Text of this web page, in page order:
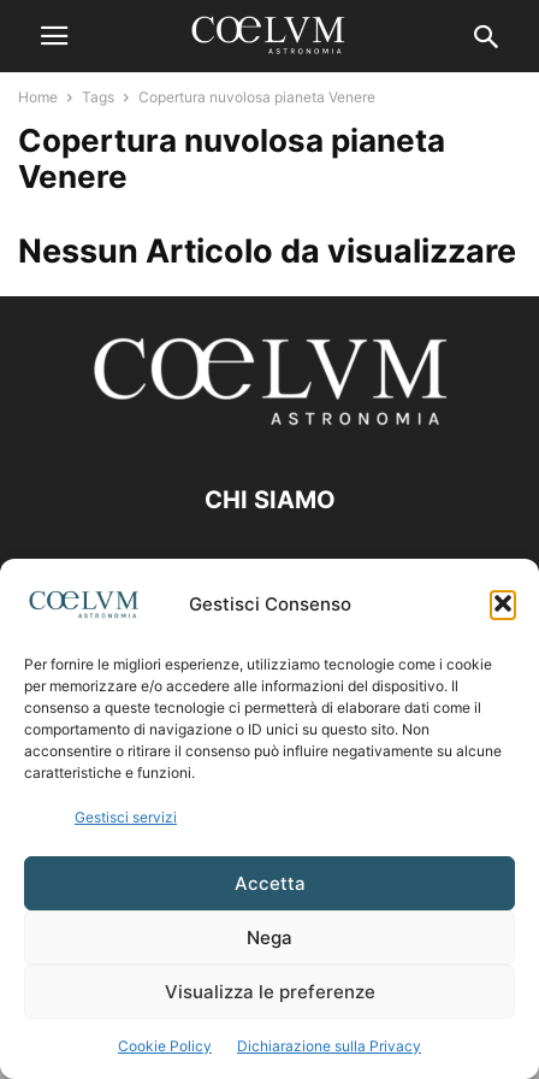
Gestisci Consenso
Per fornire le migliori esperienze, utilizziamo tecnologie come i cookie
per memorizzare e/o accedere alle informazioni del dispositivo. Il
consenso a queste tecnologie ci permetterà di elaborare dati come il
comportamento di navigazione o ID unici su questo sito. Non
acconsentire o ritirare il consenso può influire negativamente su alcune
caratteristiche e funzioni.
Gestisci servizi
Accetta
Nega
Visualizza le preferenze
Cookie Policy Dichiarazione sulla Privacy
Home Tags Copertura nuvolosa pianeta Venere
Copertura nuvolosa pianeta
Venere
Nessun Articolo da visualizzare
CHI SIAMO